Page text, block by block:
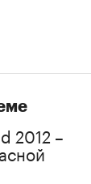
2012 –